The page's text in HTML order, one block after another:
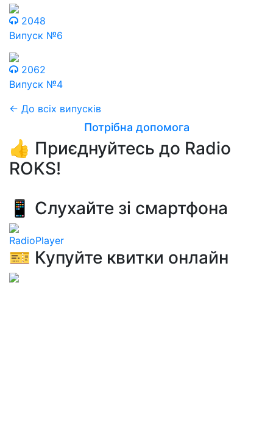
2048
Випуск №6
2062
Випуск №4
← До всіх випусків
Потрібна допомога
👍 Приєднуйтесь до Radio
ROKS!
📱 Слухайте зі смартфона
RadioPlayer
🎫 Купуйте квитки онлайн